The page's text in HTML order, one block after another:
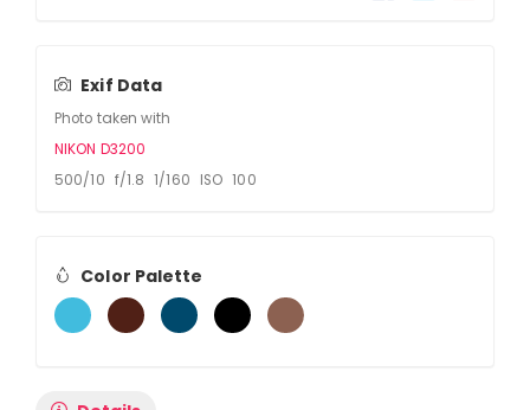
Exif Data
Photo taken with
NIKON D3200
500/10 f/1.8 1/160 ISO 100
Color Palette